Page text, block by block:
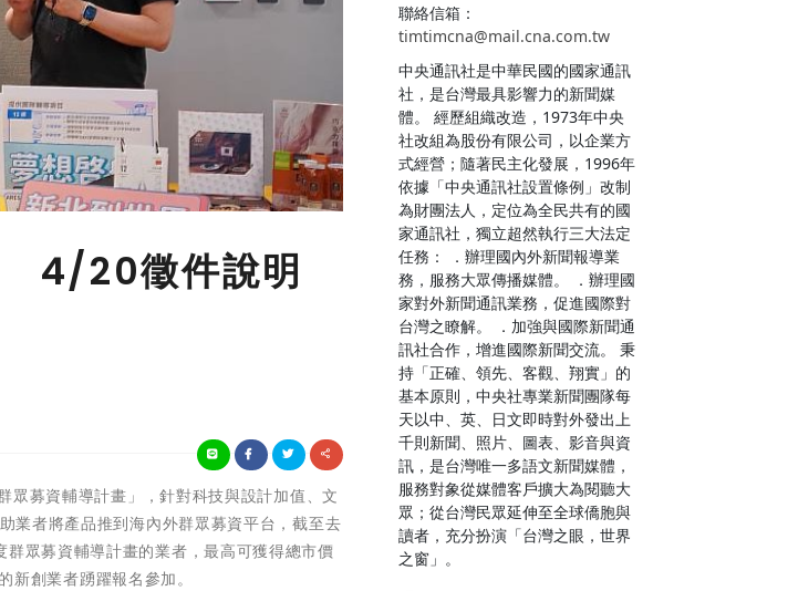
4/20徵件說明
募資輔導計畫」，針對科技與設計加值、文
業者將產品推到海內外群眾募資平台，截至去
群眾募資輔導計畫的業者，最高可獲得總市價
創業者踴躍報名參加。
聯絡信箱：
timtimcna@mail.cna.com.tw
中央通訊社是中華民國的國家通訊
社，是台灣最具影響力的新聞媒
體。 經歷組織改造，1973年中央
社改組為股份有限公司，以企業方
式經營；隨著民主化發展，1996年
依據「中央通訊社設置條例」改制
為財團法人，定位為全民共有的國
家通訊社，獨立超然執行三大法定
任務： ．辦理國內外新聞報導業
務，服務大眾傳播媒體。 ．辦理國
家對外新聞通訊業務，促進國際對
台灣之瞭解。 ．加強與國際新聞通
訊社合作，增進國際新聞交流。 秉
持「正確、領先、客觀、翔實」的
基本原則，中央社專業新聞團隊每
天以中、英、日文即時對外發出上
千則新聞、照片、圖表、影音與資
訊，是台灣唯一多語文新聞媒體，
服務對象從媒體客戶擴大為閱聽大
眾；從台灣民眾延伸至全球僑胞與
讀者，充分扮演「台灣之眼，世界
之窗」。